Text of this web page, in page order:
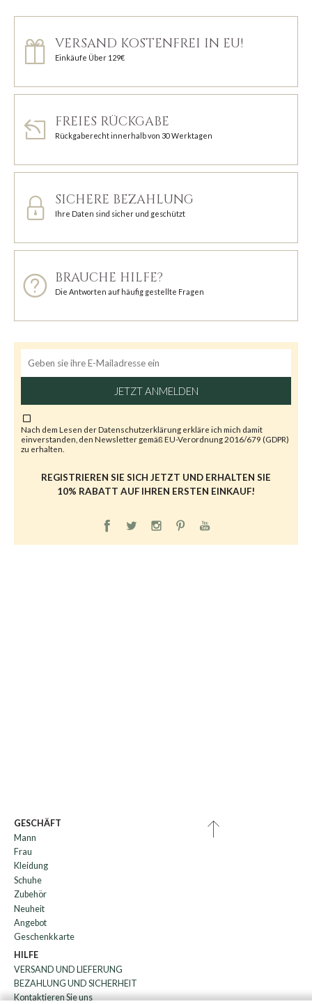
VERSAND KOSTENFREI IN EU!
Einkäufe Über 129€
FREIES RÜCKGABE
Rückgaberecht innerhalb von 30 Werktagen
SICHERE BEZAHLUNG
Ihre Daten sind sicher und geschützt
BRAUCHE HILFE?
Die Antworten auf häufig gestellte Fragen
JETZT ANMELDEN
Nach dem Lesen derDatenschutzerklärung erkläre ich mich damit
einverstanden, den Newsletter gemäß EU-Verordnung 2016/679 (GDPR)
zu erhalten.
REGISTRIEREN SIE SICH JETZT UND ERHALTEN SIE
10% RABATT AUF IHREN ERSTEN EINKAUF!
GESCHÄFT
Mann
Frau
Kleidung
Schuhe
Zubehör
Neuheit
Angebot
Geschenkkarte
HILFE
VERSAND UND LIEFERUNG
BEZAHLUNG UND SICHERHEIT
Kontaktieren Sie uns